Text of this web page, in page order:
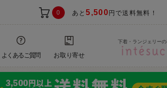
0 あと5,500 円で送料無料！
よくあるご質問 お取り寄せ
下着・ランジェリー